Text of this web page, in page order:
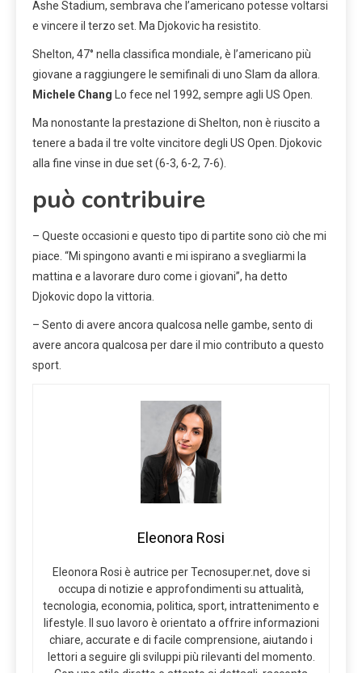
Ashe Stadium, sembrava che l’americano potesse voltarsi
e vincere il terzo set. Ma Djokovic ha resistito.
Shelton, 47° nella classifica mondiale, è l’americano più
giovane a raggiungere le semifinali di uno Slam da allora.
Michele Chang Lo fece nel 1992, sempre agli US Open.
Ma nonostante la prestazione di Shelton, non è riuscito a
tenere a bada il tre volte vincitore degli US Open. Djokovic
alla fine vinse in due set (6-3, 6-2, 7-6).
può contribuire
– Queste occasioni e questo tipo di partite sono ciò che mi
piace. “Mi spingono avanti e mi ispirano a svegliarmi la
mattina e a lavorare duro come i giovani”, ha detto
Djokovic dopo la vittoria.
– Sento di avere ancora qualcosa nelle gambe, sento di
avere ancora qualcosa per dare il mio contributo a questo
sport.
Eleonora Rosi
Eleonora Rosi è autrice per Tecnosuper.net, dove si
occupa di notizie e approfondimenti su attualità,
tecnologia, economia, politica, sport, intrattenimento e
lifestyle. Il suo lavoro è orientato a offrire informazioni
chiare, accurate e di facile comprensione, aiutando i
lettori a seguire gli sviluppi più rilevanti del momento.